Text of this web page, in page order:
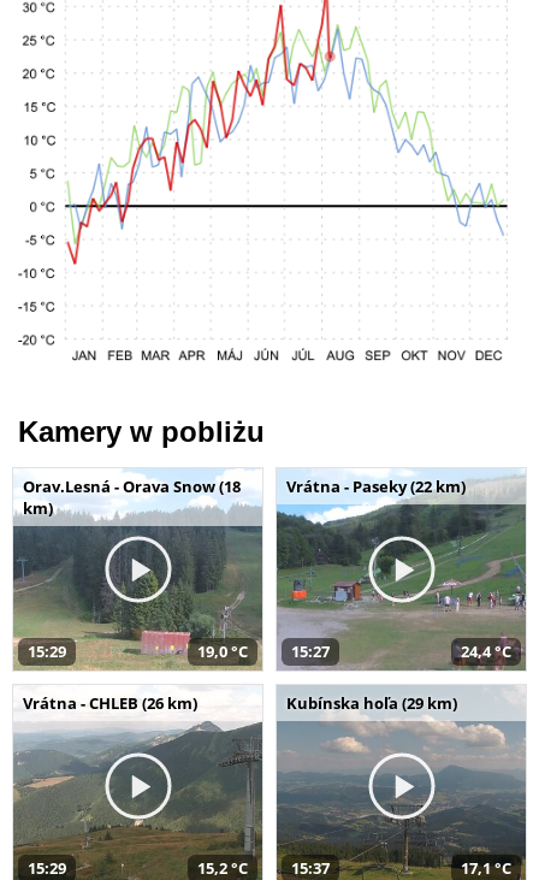
Kamery w pobliżu
Orav.Lesná - Orava Snow (18
km)
15:29 19,0 °C
Vrátna - Paseky (22 km)
15:27 24,4 °C
Vrátna - CHLEB (26 km)
15:29 15,2 °C
Kubínska hoľa (29 km)
15:37 17,1 °C